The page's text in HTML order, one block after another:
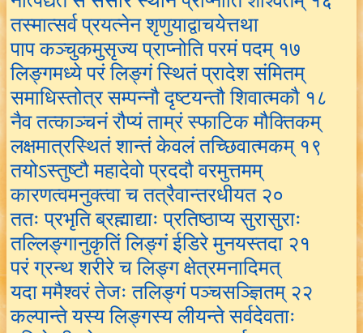
तस्मात्सर्व प्रयत्नेन शृणुयाद्वाचयेत्तथा
पाप कञ्चुकमुसृज्य प्राप्नोति परमं पदम् १७
लिङ्गमध्ये परं लिङ्गं स्थितं प्रादेश संमितम्
समाधिस्तोत्र सम्पन्नौ दृष्टयन्तौ शिवात्मकौ १८
नैव तत्काञ्चनं रौप्यं ताम्रं स्फाटिक मौक्तिकम्
लक्षमात्रस्थितं शान्तं केवलं तच्छिवात्मकम् १९
तयोऽस्तुष्टौ महादेवो प्रददौ वरमुत्तमम्
कारणत्वमनुक्त्वा च तत्रैवान्तरधीयत २०
ततः प्रभृति ब्रह्माद्याः प्रतिष्ठाप्य सुरासुराः
तल्लिङ्गानुकृतिं लिङ्गं ईडिरे मुनयस्तदा २१
परं ग्रन्थ शरीरे च लिङ्ग क्षेत्रमनादिमत्
यदा ममैश्वरं तेजः तलिङ्गं पञ्चसञ्ज्ञितम् २२
कल्पान्ते यस्य लिङ्गस्य लीयन्ते सर्वदेवताः